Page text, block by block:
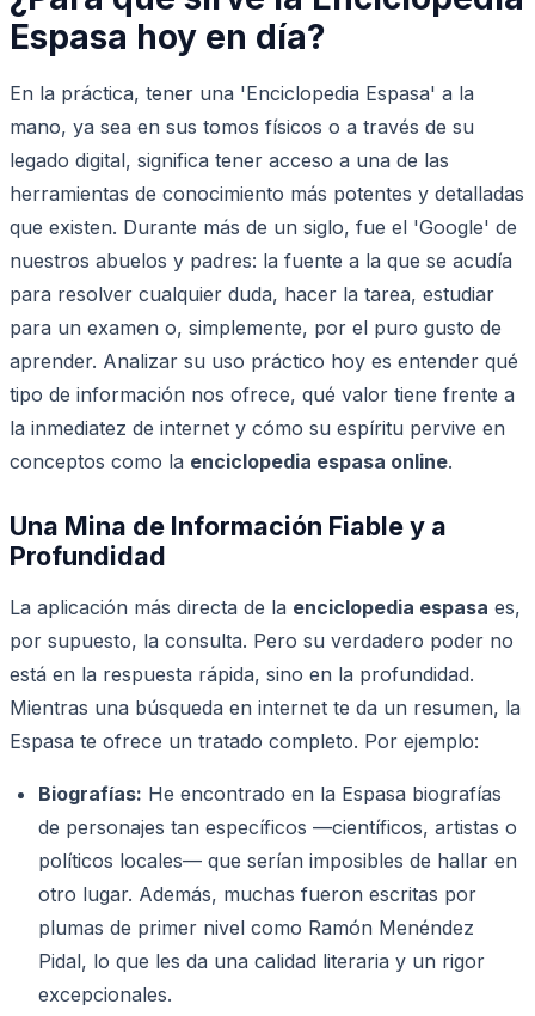
Espasa hoy en día?
En la práctica, tener una 'Enciclopedia Espasa' a la
mano, ya sea en sus tomos físicos o a través de su
legado digital, significa tener acceso a una de las
herramientas de conocimiento más potentes y detalladas
que existen. Durante más de un siglo, fue el 'Google' de
nuestros abuelos y padres: la fuente a la que se acudía
para resolver cualquier duda, hacer la tarea, estudiar
para un examen o, simplemente, por el puro gusto de
aprender. Analizar su uso práctico hoy es entender qué
tipo de información nos ofrece, qué valor tiene frente a
la inmediatez de internet y cómo su espíritu pervive en
conceptos como la enciclopedia espasa online.
Una Mina de Información Fiable y a
Profundidad
La aplicación más directa de la enciclopedia espasa es,
por supuesto, la consulta. Pero su verdadero poder no
está en la respuesta rápida, sino en la profundidad.
Mientras una búsqueda en internet te da un resumen, la
Espasa te ofrece un tratado completo. Por ejemplo:
Biografías: He encontrado en la Espasa biografías
de personajes tan específicos —científicos, artistas o
políticos locales— que serían imposibles de hallar en
otro lugar. Además, muchas fueron escritas por
plumas de primer nivel como Ramón Menéndez
Pidal, lo que les da una calidad literaria y un rigor
excepcionales.